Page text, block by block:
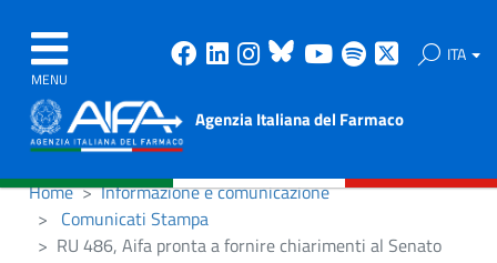
MENU
Facebook
Linkedin
Instagram
Bluesky
Youtube
Spotify ITA
Agenzia Italiana del Farmaco
Home
Informazione e comunicazione
Comunicati Stampa
RU 486, Aifa pronta a fornire chiarimenti al Senato